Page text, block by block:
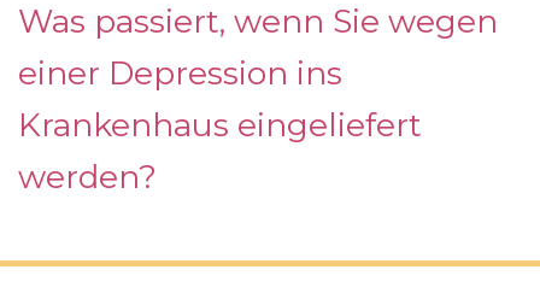
Was passiert, wenn Sie wegen
einer Depression ins
Krankenhaus eingeliefert
werden?